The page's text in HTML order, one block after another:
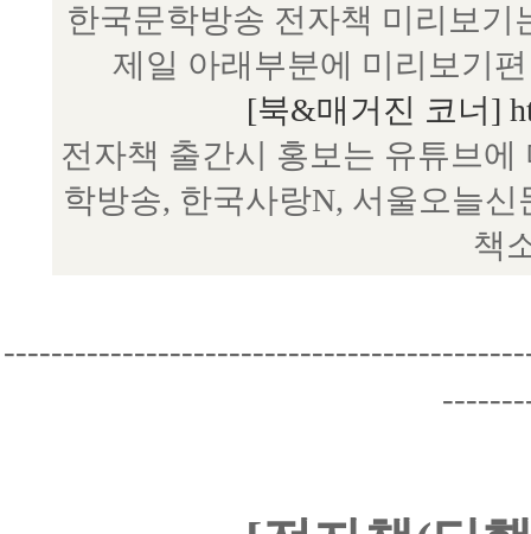
한국문학방송 전자책 미리보
제일 아래부분에 미리보기
[북&매거진 코너]
전자책 출간시 홍보는 유튜브
학방송, 한국사랑N, 서울오늘
책